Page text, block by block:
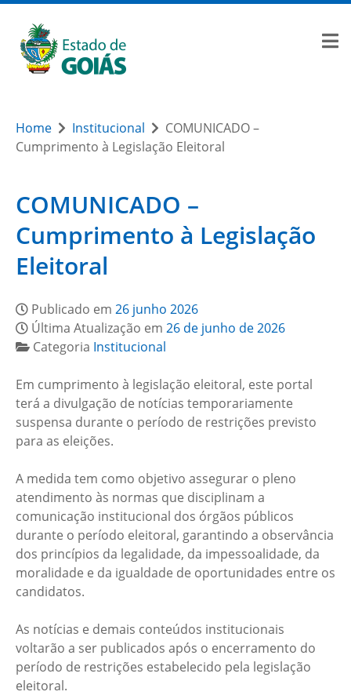
Home Institucional
COMUNICADO –
Cumprimento à Legislação Eleitoral
COMUNICADO –
Cumprimento à Legislação
Eleitoral
Publicado em 26 junho 2026
Última Atualização em 26 de junho de 2026
Categoria Institucional
Em cumprimento à legislação eleitoral, este portal
terá a divulgação de notícias temporariamente
suspensa durante o período de restrições previsto
para as eleições.
A medida tem como objetivo assegurar o pleno
atendimento às normas que disciplinam a
comunicação institucional dos órgãos públicos
durante o período eleitoral, garantindo a observância
dos princípios da legalidade, da impessoalidade, da
moralidade e da igualdade de oportunidades entre os
candidatos.
As notícias e demais conteúdos institucionais
voltarão a ser publicados após o encerramento do
período de restrições estabelecido pela legislação
eleitoral.